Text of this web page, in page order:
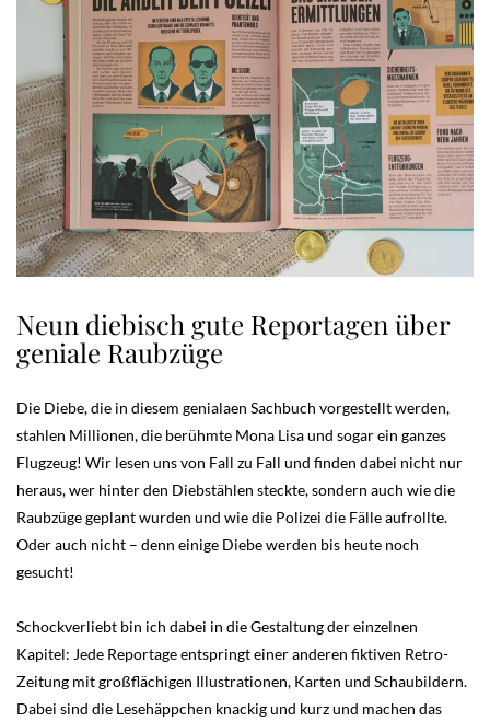
Neun diebisch gute Reportagen über
geniale Raubzüge
Die Diebe, die in diesem genialaen Sachbuch vorgestellt werden,
stahlen Millionen, die berühmte Mona Lisa und sogar ein ganzes
Flugzeug! Wir lesen uns von Fall zu Fall und finden dabei nicht nur
heraus, wer hinter den Diebstählen steckte, sondern auch wie die
Raubzüge geplant wurden und wie die Polizei die Fälle aufrollte.
Oder auch nicht – denn einige Diebe werden bis heute noch
gesucht!
Schockverliebt bin ich dabei in die Gestaltung der einzelnen
Kapitel: Jede Reportage entspringt einer anderen fiktiven Retro-
Zeitung mit großflächigen Illustrationen, Karten und Schaubildern.
Dabei sind die Lesehäppchen knackig und kurz und machen das